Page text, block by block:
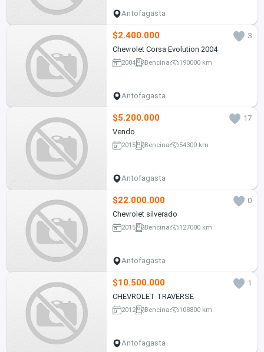
Antofagasta
$2.400.000
3
Chevrolet Corsa Evolution 2004
2004 Bencina 190000 km
Antofagasta
$5.200.000
17
Vendo
2015 Bencina 54300 km
Antofagasta
$22.000.000
0
Chevrolet silverado
2015 Bencina 127000 km
Antofagasta
$10.500.000
1
CHEVROLET TRAVERSE
2012 Bencina 108800 km
Antofagasta